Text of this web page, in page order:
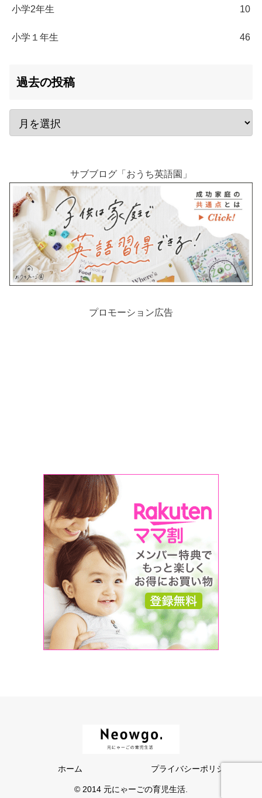
小学2年生 10
小学１年生 46
過去の投稿
サブブログ「おうち英語園」
プロモーション広告
ホーム プライバシーポリシー
© 2014 元にゃーごの育児生活.